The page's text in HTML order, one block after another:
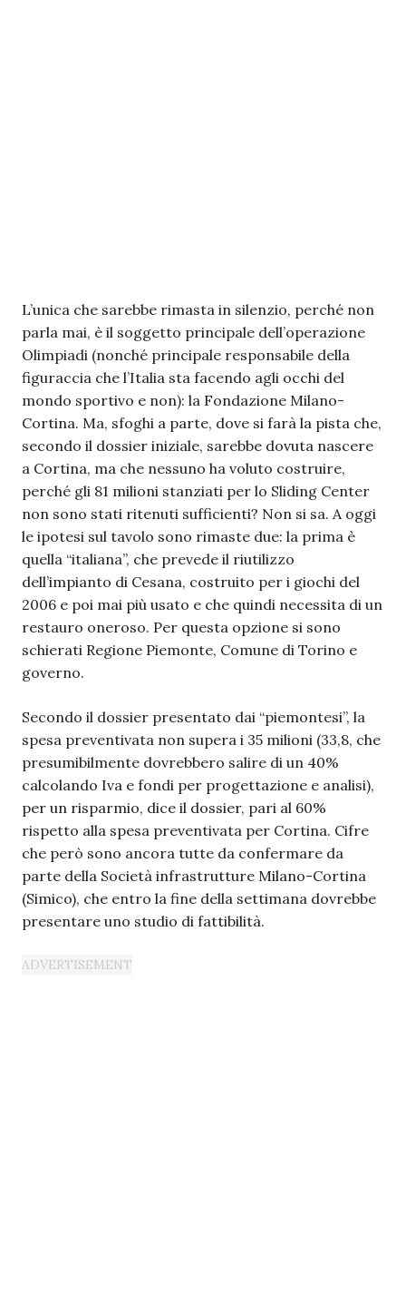
L’unica che sarebbe rimasta in silenzio, perché non
parla mai, è il soggetto principale dell’operazione
Olimpiadi (nonché principale responsabile della
figuraccia che l’Italia sta facendo agli occhi del
mondo sportivo e non): la Fondazione Milano-
Cortina. Ma, sfoghi a parte, dove si farà la pista che,
secondo il dossier iniziale, sarebbe dovuta nascere
a Cortina, ma che nessuno ha voluto costruire,
perché gli 81 milioni stanziati per lo Sliding Center
non sono stati ritenuti sufficienti? Non si sa. A oggi
le ipotesi sul tavolo sono rimaste due: la prima è
quella “italiana”, che prevede il riutilizzo
dell’impianto di Cesana, costruito per i giochi del
2006 e poi mai più usato e che quindi necessita di un
restauro oneroso. Per questa opzione si sono
schierati Regione Piemonte, Comune di Torino e
governo.
Secondo il dossier presentato dai “piemontesi”, la
spesa preventivata non supera i 35 milioni (33,8, che
presumibilmente dovrebbero salire di un 40%
calcolando Iva e fondi per progettazione e analisi),
per un risparmio, dice il dossier, pari al 60%
rispetto alla spesa preventivata per Cortina. Cifre
che però sono ancora tutte da confermare da
parte della Società infrastrutture Milano-Cortina
(Simico), che entro la fine della settimana dovrebbe
presentare uno studio di fattibilità.